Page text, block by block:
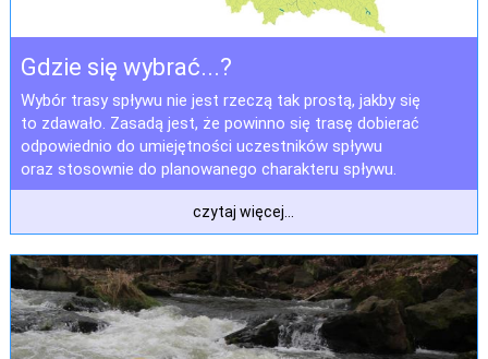
Gdzie się wybrać...?
Wybór trasy spływu nie jest rzeczą tak prostą, jakby się
to zdawało. Zasadą jest, że powinno się trasę dobierać
odpowiednio do umiejętności uczestników spływu
oraz stosownie do planowanego charakteru spływu.
czytaj więcej...